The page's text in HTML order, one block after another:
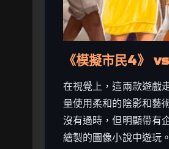
《模擬市民4》
在視覺上，這兩款遊戲
量使用柔和的陰影和藝
沒有過時，但明顯帶有
繪製的圖像小說中遊玩。